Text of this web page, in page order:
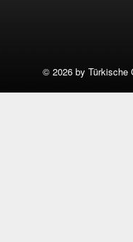
© 2026 by Türkische